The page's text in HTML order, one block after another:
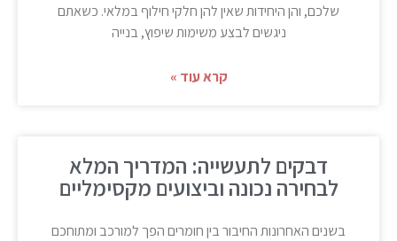
שלכם, והן היחידות שאין להן חלקי חילוף במלאי. כשאתם
ניגשים לבצע משימות שיפוץ, בנייה
קרא עוד »
דבקים לתעשייה: המדריך המלא
לבחירה נכונה וביצועים מקסימליים
בשנים האחרונות החיבור בין חומרים הפך למורכב ומתוחכם